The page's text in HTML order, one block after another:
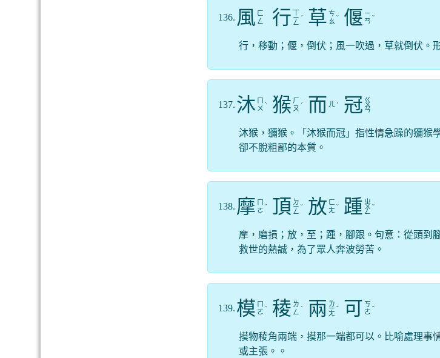
136. 風 ㄈ
ㄥ
行 ㄒ
ㄧ
ㄥ
ˊ 草 ㄘ
ㄠ ˇ 偃 ㄧ
ㄢ ˇ
行，移動；偃，倒伏；風一吹過，草就倒伏。
137. 沐 ㄇ
ㄨ ˋ 猴 ㄏ
ㄡ ˊ 而 ㄦ ˊ 冠 ㄍ
ㄨ
ㄢ
沐猴，獼猴。「沐猴而冠」指性情急躁的獼猴
卻不脫粗鄙的本質。
138. 摩 ㄇ
ㄛ ˊ 頂 ㄉ
ㄧ
ㄥ
ˇ 放 ㄈ
ㄤ ˇ 踵 ㄓ
ㄨ
ㄥ
ˇ
摩，磨損；放，至；踵，腳跟。句意：從頭到
救世的熱誠，為了眾人奔波勞苦。
139. 模 ㄇ
ㄛ ˊ 稜 ㄌ
ㄥ ˊ 兩 ㄌ
ㄧ
ㄤ
ˇ 可 ㄎ
ㄜ ˇ
摸物稜角兩端，摸那一端都可以。比喻處理事
或主張。。